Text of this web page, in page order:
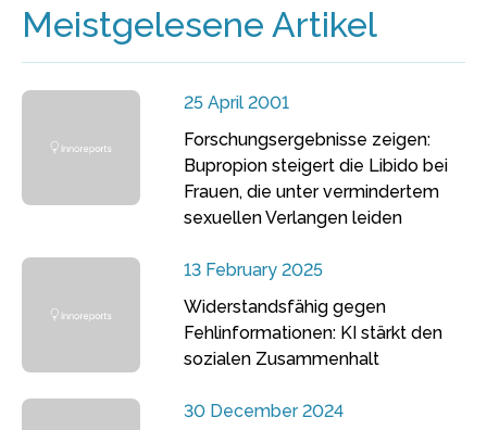
Meistgelesene Artikel
25 April 2001
Forschungsergebnisse zeigen:
Bupropion steigert die Libido bei
Frauen, die unter vermindertem
sexuellen Verlangen leiden
13 February 2025
Widerstandsfähig gegen
Fehlinformationen: KI stärkt den
sozialen Zusammenhalt
30 December 2024